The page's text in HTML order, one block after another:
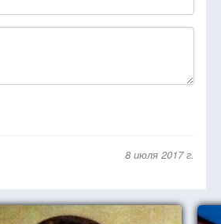
8 июля 2017 г.